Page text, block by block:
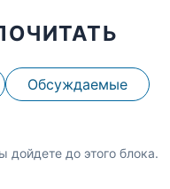
Обсуждаемые
дойдете до этого блока.